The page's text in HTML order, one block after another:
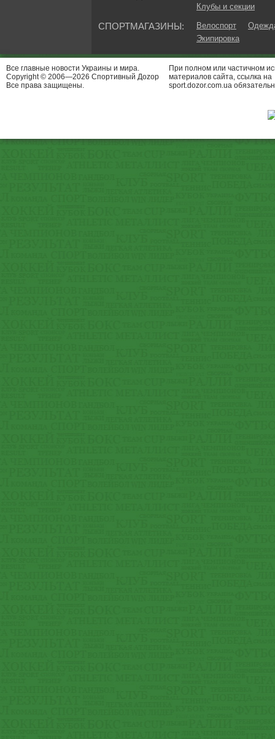
Клубы и секции
СПОРТМАГАЗИНЫ: Велоспорт
Экипировка
Все главные новости Украины и мира.
Copyright © 2006—2026 Спортивный Доzор
Все права защищены.
При полном или частичном
материалов сайта, ссылка на
sport.dozor.com.ua